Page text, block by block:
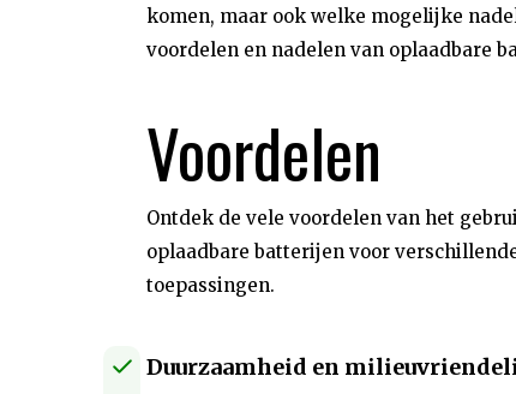
komen, maar ook welke mogelijke
voordelen en nadelen van oplaadbare
Voordelen
Ontdek de vele voordelen van het
oplaadbare batterijen voor
toepassingen.
Duurzaamheid en